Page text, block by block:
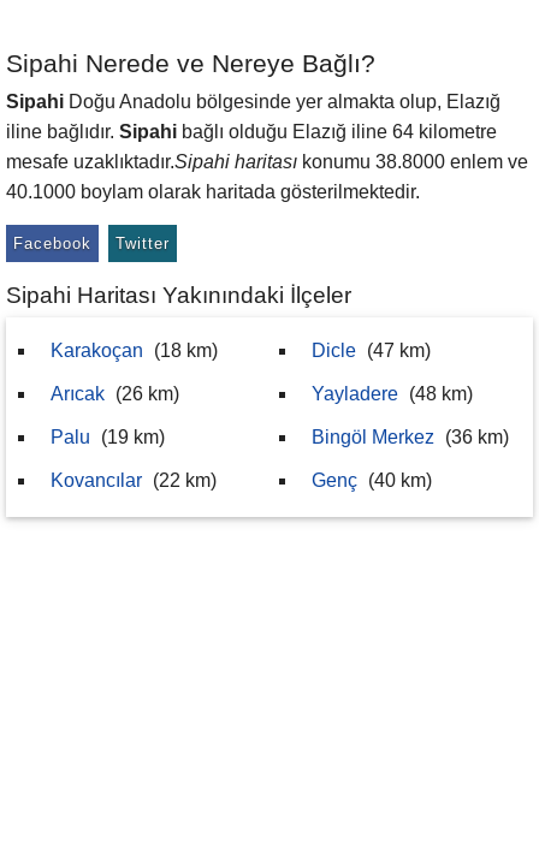
Sipahi Nerede ve Nereye Bağlı?
Sipahi Doğu Anadolu bölgesinde yer almakta olup, Elazığ
iline bağlıdır. Sipahi bağlı olduğu Elazığ iline 64 kilometre
mesafe uzaklıktadır.Sipahi haritası konumu 38.8000 enlem ve
40.1000 boylam olarak haritada gösterilmektedir.
Facebook Twitter
Sipahi Haritası Yakınındaki İlçeler
Karakoçan (18 km)
Arıcak (26 km)
Palu (19 km)
Kovancılar (22 km)
Dicle (47 km)
Yayladere (48 km)
Bingöl Merkez (36 km)
Genç (40 km)